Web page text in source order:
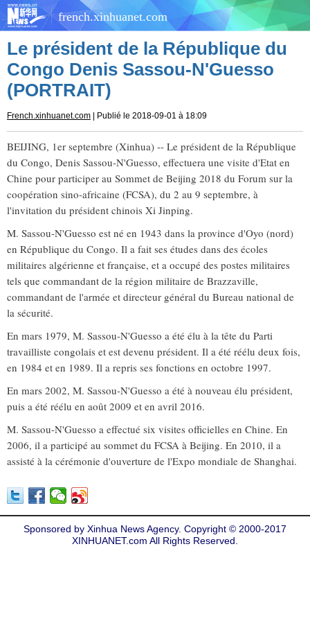
french.xinhuanet.com
Le président de la République du
Congo Denis Sassou-N'Guesso
(PORTRAIT)
French.xinhuanet.com | Publié le 2018-09-01 à 18:09
BEIJING, 1er septembre (Xinhua) -- Le président de la République
du Congo, Denis Sassou-N'Guesso, effectuera une visite d'Etat en
Chine pour participer au Sommet de Beijing 2018 du Forum sur la
coopération sino-africaine (FCSA), du 2 au 9 septembre, à
l'invitation du président chinois Xi Jinping.
M. Sassou-N'Guesso est né en 1943 dans la province d'Oyo (nord)
en République du Congo. Il a fait ses études dans des écoles
militaires algérienne et française, et a occupé des postes militaires
tels que commandant de la région militaire de Brazzaville,
commandant de l'armée et directeur général du Bureau national de
la sécurité.
En mars 1979, M. Sassou-N'Guesso a été élu à la tête du Parti
travailliste congolais et est devenu président. Il a été réélu deux fois,
en 1984 et en 1989. Il a repris ses fonctions en octobre 1997.
En mars 2002, M. Sassou-N'Guesso a été à nouveau élu président,
puis a été réélu en août 2009 et en avril 2016.
M. Sassou-N'Guesso a effectué six visites officielles en Chine. En
2006, il a participé au sommet du FCSA à Beijing. En 2010, il a
assisté à la cérémonie d'ouverture de l'Expo mondiale de Shanghai.
Sponsored by Xinhua News Agency. Copyright © 2000-2017
XINHUANET.com All Rights Reserved.